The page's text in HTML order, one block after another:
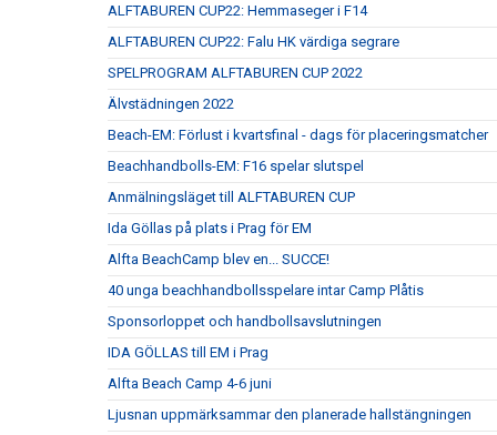
ALFTABUREN CUP22: Hemmaseger i F14
ALFTABUREN CUP22: Falu HK värdiga segrare
SPELPROGRAM ALFTABUREN CUP 2022
Älvstädningen 2022
Beach-EM: Förlust i kvartsfinal - dags för placeringsmatcher
Beachhandbolls-EM: F16 spelar slutspel
Anmälningsläget till ALFTABUREN CUP
Ida Göllas på plats i Prag för EM
Alfta BeachCamp blev en... SUCCE!
40 unga beachhandbollsspelare intar Camp Plåtis
Sponsorloppet och handbollsavslutningen
IDA GÖLLAS till EM i Prag
Alfta Beach Camp 4-6 juni
Ljusnan uppmärksammar den planerade hallstängningen